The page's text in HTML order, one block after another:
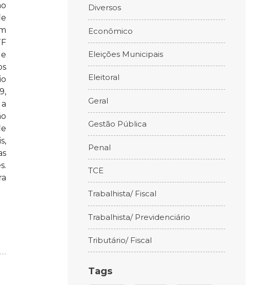
Diversos
Econômico
Eleições Municipais
Eleitoral
Geral
Gestão Pública
Penal
TCE
Trabalhista/ Fiscal
Trabalhista/ Previdenciário
Tributário/ Fiscal
Tags